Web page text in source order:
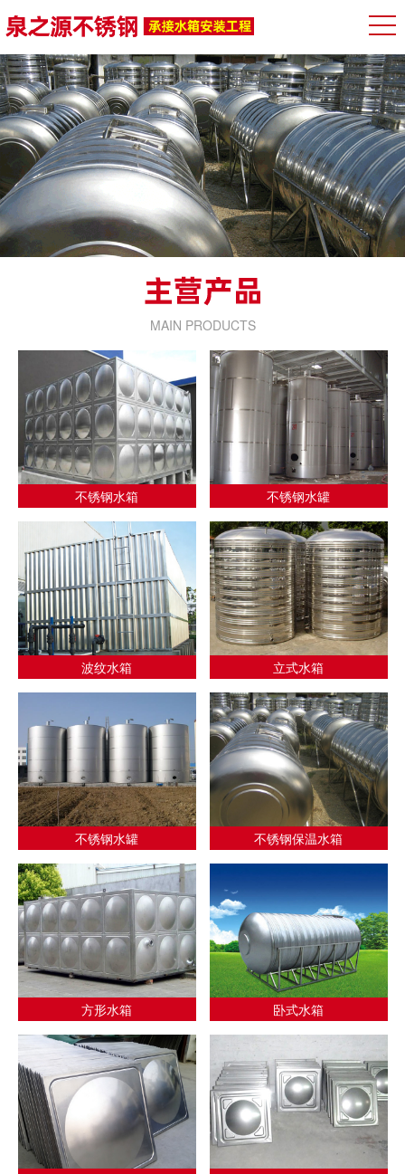
MAIN PRODUCTS
不锈钢水箱 不锈钢水罐
波纹水箱 立式水箱
不锈钢水罐 不锈钢保温水箱
方形水箱 卧式水箱